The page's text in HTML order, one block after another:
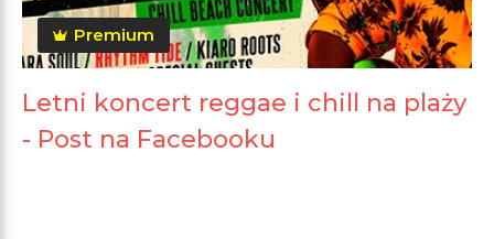
Premium
Letni koncert reggae i chill na plaży
- Post na Facebooku